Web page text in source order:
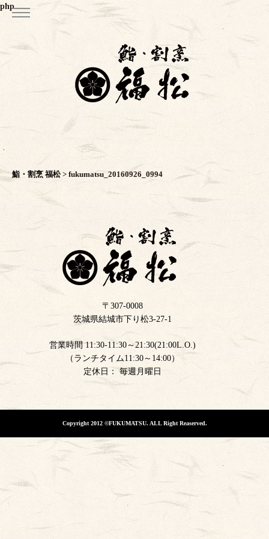
php
鮨・割烹 福松> fukumatsu_20160926_0994
〒307-0008
茨城県結城市下り松3-27-1
営業時間 11:30-11:30～21:30(21:00L.O.)
（ランチタイム11:30～14:00）
定休日： 毎週月曜日
Copyright 2012 ©FUKUMATSU. ALL Right Reaserved.